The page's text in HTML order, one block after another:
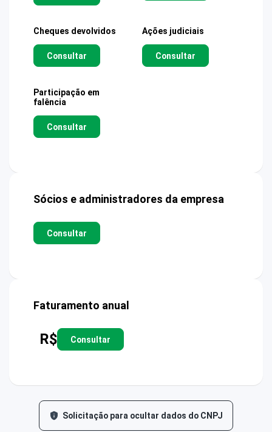
Cheques devolvidos
Consultar
Ações judiciais
Consultar
Participação em
falência
Consultar
Sócios e administradores da empresa
Consultar
Faturamento anual
R$ Consultar
Solicitação para ocultar dados do CNPJ